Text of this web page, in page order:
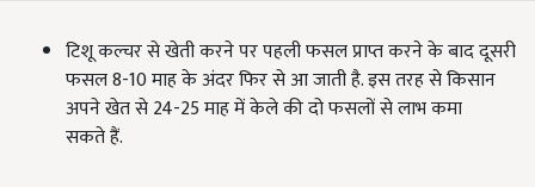
टिशू कल्चर से खेती करने पर पहली फसल प्राप्त करने के बाद दूसरी
फसल 8-10 माह के अंदर फिर से आ जाती है. इस तरह से किसान
अपने खेत से 24-25 माह में केले की दो फसलों से लाभ कमा
सकते हैं.